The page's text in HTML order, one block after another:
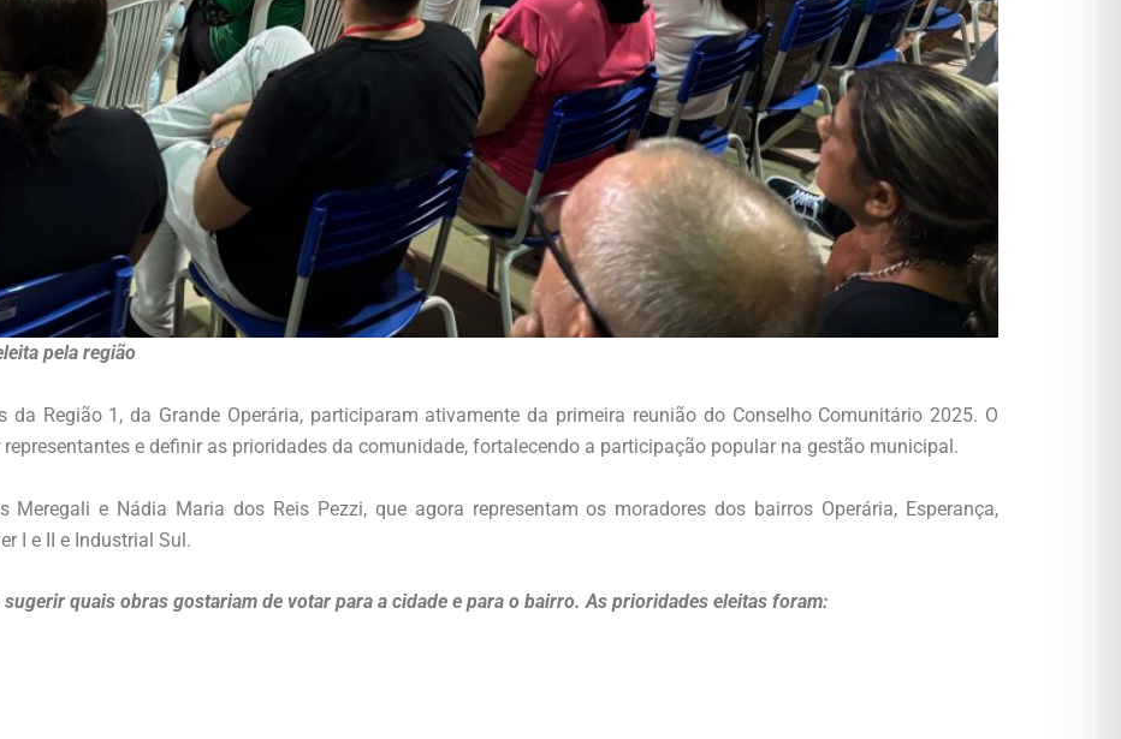
pela região
da Região 1, da Grande Operária, participaram ativamente da primeira reunião do Conselho Comunitário 2025. O
e definir as prioridades da comunidade, fortalecendo a participação popular na gestão municipal.
e Nádia Maria dos Reis Pezzi, que agora representam os moradores dos bairros Operária, Esperança,
I e II e Industrial Sul.
quais obras gostariam de votar para a cidade e para o bairro. As prioridades eleitas foram: